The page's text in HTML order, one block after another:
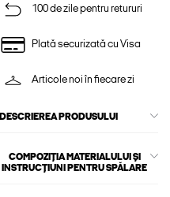
100 de zile pentru retururi
Plată securizată cu Visa
Articole noi în fiecare zi
DESCRIEREA PRODUSULUI
COMPOZIȚIA MATERIALULUI ȘI
INSTRUCȚIUNI PENTRU SPĂLARE